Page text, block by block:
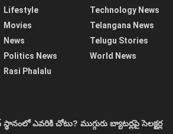
Lifestyle
Movies
News
Politics News
Rasi Phalalu
Technology News
Telangana News
Telugu Stories
World News
స్థానంలో ఎవరికి చోటు? ముగ్గురు బ్యాటర్లపై సెలక్టర్ల